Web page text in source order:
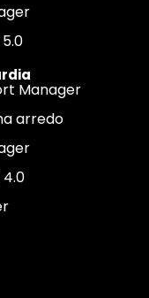
Manager
arredo
4.0